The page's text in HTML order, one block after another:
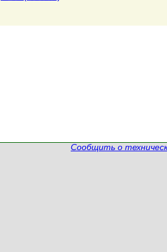
Сообщить о